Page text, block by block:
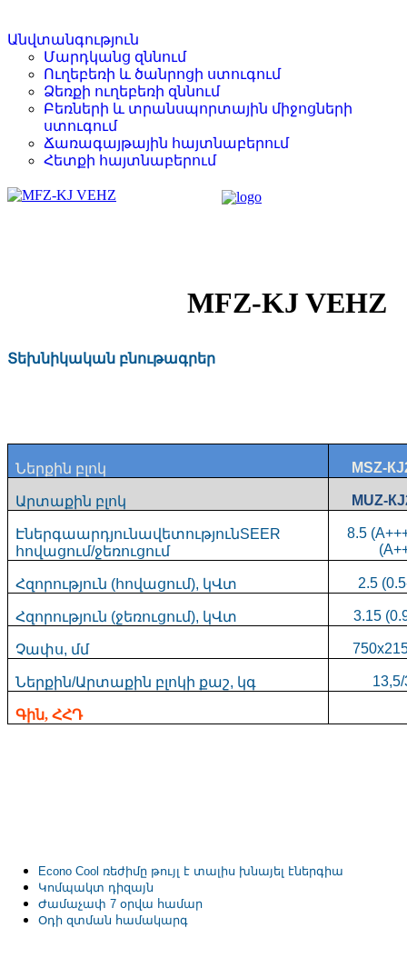
Անվտանգություն
Մարդկանց զննում
Ուղեբեռի և ծանրոցի ստուգում
Ձեռքի ուղեբեռի զննում
Բեռների և տրանսպորտային միջոցների
ստուգում
Ճառագայթային հայտնաբերում
Հետքի հայտնաբերում
MFZ-KJ VEHZ
Տեխնիկական բնութագրեր
Ներքին բլոկ MSZ-
Արտաքին բլոկ MUZ-
ԷներգաարդյունավետությունSEER
հովացում/ջեռուցում
8.5
Հզորություն (հովացում), կՎտ 2.5
Հզորություն (ջեռուցում), կՎտ 3.15
Չափս, մմ
Ներքին/Արտաքին բլոկի քաշ, կգ
Գին, ՀՀԴ
Econo Cool ռեժիմը թույլ է տալիս խնայել էներգիա
Կոմպակտ դիզայն
Ժամաչափ 7 օրվա համար
Օդի զտման համակարգ